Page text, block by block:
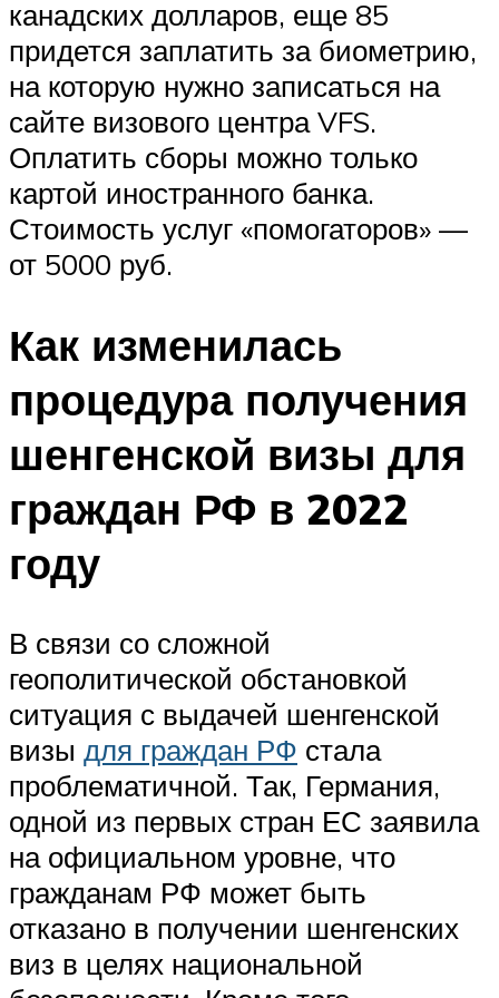
канадских долларов, еще 85
придется заплатить за биометрию,
на которую нужно записаться на
сайте визового центра VFS.
Оплатить сборы можно только
картой иностранного банка.
Стоимость услуг «помогаторов» —
от 5000 руб.
Как изменилась
процедура получения
шенгенской визы для
граждан РФ в 2022
году
В связи со сложной
геополитической обстановкой
ситуация с выдачей шенгенской
визы для граждан РФ стала
проблематичной. Так, Германия,
одной из первых стран ЕС заявила
на официальном уровне, что
гражданам РФ может быть
отказано в получении шенгенских
виз в целях национальной